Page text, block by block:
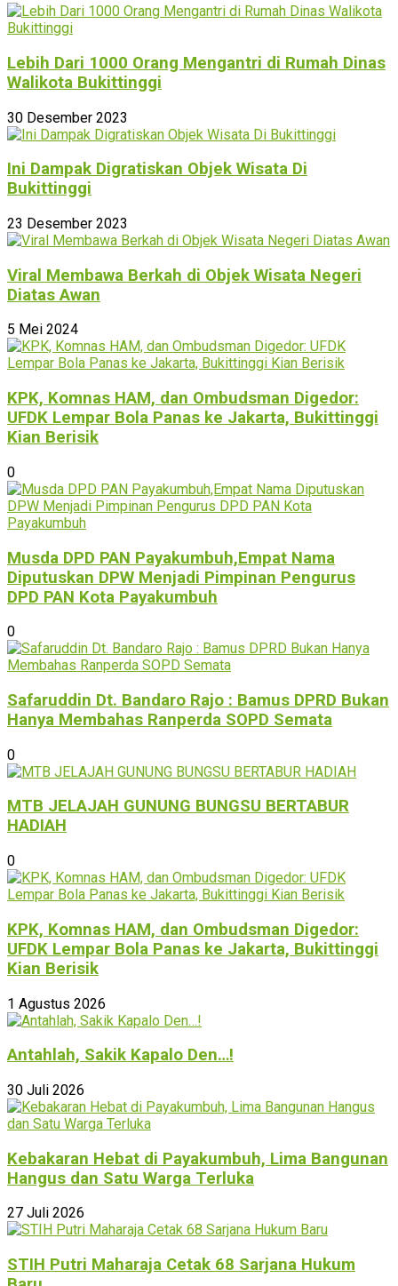
Lebih Dari 1000 Orang Mengantri di Rumah Dinas
Walikota Bukittinggi
30 Desember 2023
Ini Dampak Digratiskan Objek Wisata Di
Bukittinggi
23 Desember 2023
Viral Membawa Berkah di Objek Wisata Negeri
Diatas Awan
5 Mei 2024
KPK, Komnas HAM, dan Ombudsman Digedor:
UFDK Lempar Bola Panas ke Jakarta, Bukittinggi
Kian Berisik
0
Musda DPD PAN Payakumbuh,Empat Nama
Diputuskan DPW Menjadi Pimpinan Pengurus
DPD PAN Kota Payakumbuh
0
Safaruddin Dt. Bandaro Rajo : Bamus DPRD Bukan
Hanya Membahas Ranperda SOPD Semata
0
MTB JELAJAH GUNUNG BUNGSU BERTABUR
HADIAH
0
KPK, Komnas HAM, dan Ombudsman Digedor:
UFDK Lempar Bola Panas ke Jakarta, Bukittinggi
Kian Berisik
1 Agustus 2026
Antahlah, Sakik Kapalo Den…!
30 Juli 2026
Kebakaran Hebat di Payakumbuh, Lima Bangunan
Hangus dan Satu Warga Terluka
27 Juli 2026
STIH Putri Maharaja Cetak 68 Sarjana Hukum